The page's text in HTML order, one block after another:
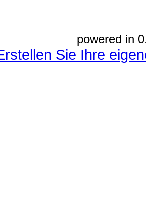
powered in
Sie Ihre